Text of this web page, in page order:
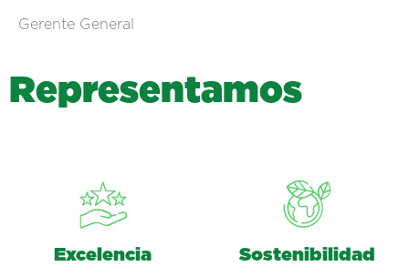
Gerente General
Representamos
Excelencia Sostenibilidad